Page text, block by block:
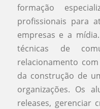
formação
profissionais para
empresas e a
técnicas de
relacionamento
da construção de
organizações. Os
releases, gerenciar